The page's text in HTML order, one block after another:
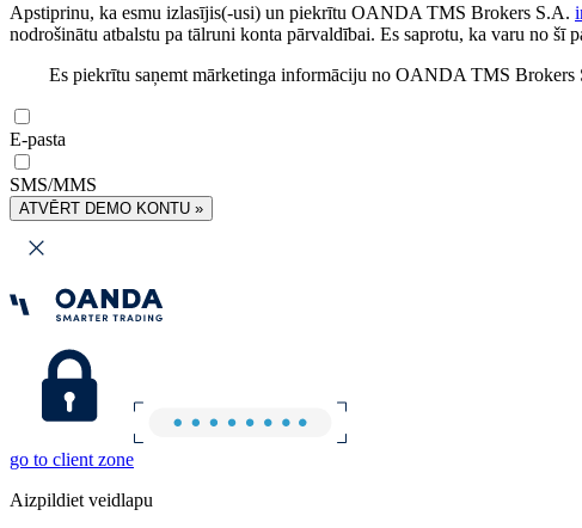
Apstiprinu, ka esmu izlasījis(-usi) un piekrītu OANDA TMS Brokers S.A.
nodrošinātu atbalstu pa tālruni konta pārvaldībai. Es saprotu, ka varu no šī
Es piekrītu saņemt mārketinga informāciju no OANDA TMS
E-pasta
SMS/MMS
ATVĒRT DEMO KONTU »
go to client zone
Aizpildiet veidlapu